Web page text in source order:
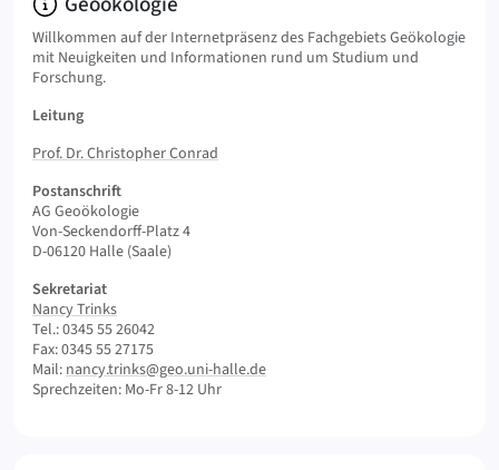
Willkommen auf der Internetpräsenz des Fachgebiets Geökologie
mit Neuigkeiten und Informationen rund um Studium und
Forschung.
Leitung
Prof. Dr. Christopher Conrad
Postanschrift
AG Geoökologie
Von-Seckendorff-Platz 4
D-06120 Halle (Saale)
Sekretariat
Nancy Trinks
Tel.: 0345 55 26042
Fax: 0345 55 27175
Mail: nancy.trinks@geo.uni-halle.de
Sprechzeiten: Mo-Fr 8-12 Uhr